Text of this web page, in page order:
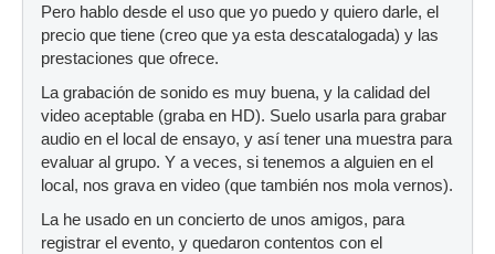
Pero hablo desde el uso que yo puedo y quiero darle, el
precio que tiene (creo que ya esta descatalogada) y las
prestaciones que ofrece.
La grabación de sonido es muy buena, y la calidad del
video aceptable (graba en HD). Suelo usarla para grabar
audio en el local de ensayo, y así tener una muestra para
evaluar al grupo. Y a veces, si tenemos a alguien en el
local, nos grava en video (que también nos mola vernos).
La he usado en un concierto de unos amigos, para
registrar el evento, y quedaron contentos con el